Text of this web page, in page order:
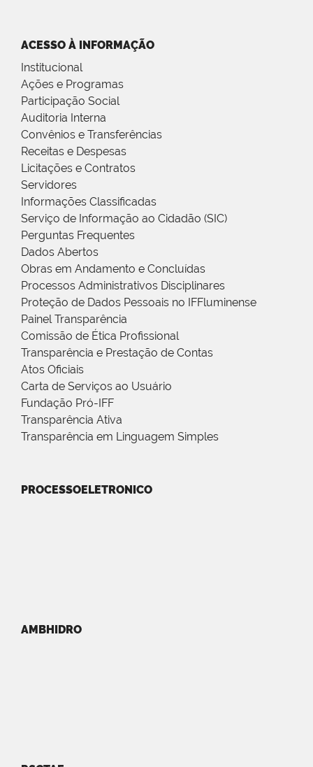
ACESSO À INFORMAÇÃO
Institucional
Ações e Programas
Participação Social
Auditoria Interna
Convênios e Transferências
Receitas e Despesas
Licitações e Contratos
Servidores
Informações Classificadas
Serviço de Informação ao Cidadão (SIC)
Perguntas Frequentes
Dados Abertos
Obras em Andamento e Concluídas
Processos Administrativos Disciplinares
Proteção de Dados Pessoais no IFFluminense
Painel Transparência
Comissão de Ética Profissional
Transparência e Prestação de Contas
Atos Oficiais
Carta de Serviços ao Usuário
Fundação Pró-IFF
Transparência Ativa
Transparência em Linguagem Simples
PROCESSOELETRONICO
AMBHIDRO